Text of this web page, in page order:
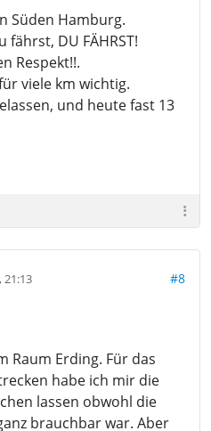
Süden Hamburg.
fährst, DU FÄHRST!
Respekt!!.
viele km wichtig.
und heute fast 13
21:13 #8
Raum Erding. Für das
habe ich mir die
lassen obwohl die
brauchbar war. Aber